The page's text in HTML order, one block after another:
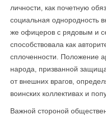
личности, как почетную
социальная однородность
же офицеров с рядовым и
способствовала как
сплоченности. Положение
народа, призванной
от внешних врагов,
воинских коллективах и
Важной стороной